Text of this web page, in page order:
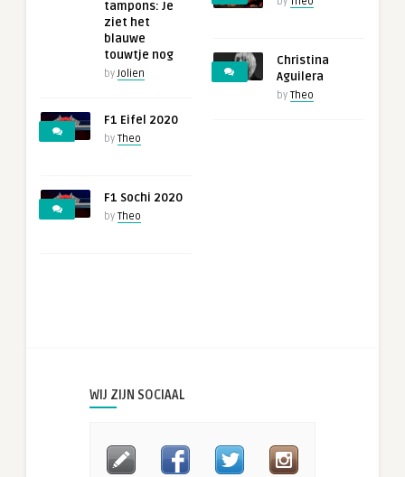
tampons: Je
ziet het
blauwe
touwtje nog
byJolien
F1 Eifel 2020
by Theo
F1 Sochi 2020
by Theo
Christina
Aguilera
by Theo
WIJ ZIJN SOCIAAL